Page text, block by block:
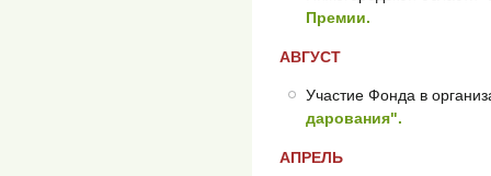
Премии.
АВГУСТ
Участие Фонда в
дарования".
АПРЕЛЬ